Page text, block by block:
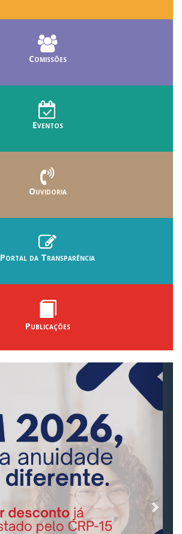
Comissões
Eventos
Ouvidoria
Portal da Transparência
Publicações